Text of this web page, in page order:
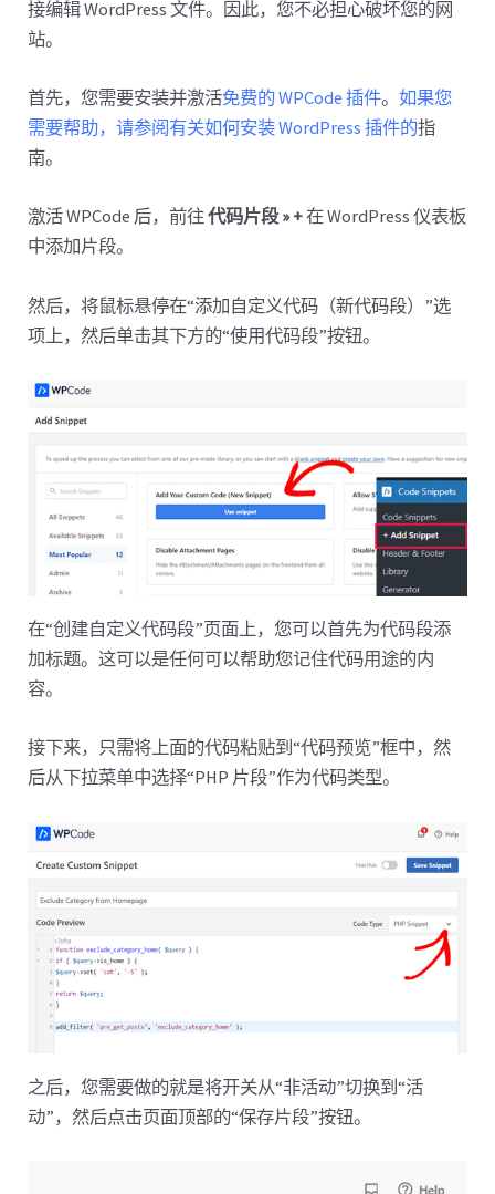
接编辑 WordPress 文件。因此，您不必担心破坏您的网
站。
首先，您需要安装并激活免费的 WPCode 插件。如果您
需要帮助，请参阅有关如何安装 WordPress 插件的指
南。
激活 WPCode 后，前往代码片段 » +在 WordPress 仪表板
中添加片段。
然后，将鼠标悬停在“添加自定义代码（新代码段）”选
项上，然后单击其下方的“使用代码段”按钮。
在“创建自定义代码段”页面上，您可以首先为代码段添
加标题。这可以是任何可以帮助您记住代码用途的内
容。
接下来，只需将上面的代码粘贴到“代码预览”框中，然
后从下拉菜单中选择“PHP 片段”作为代码类型。
之后，您需要做的就是将开关从“非活动”切换到“活
动”，然后点击页面顶部的“保存片段”按钮。